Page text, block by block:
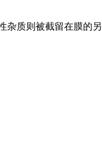
质则被截留在膜的